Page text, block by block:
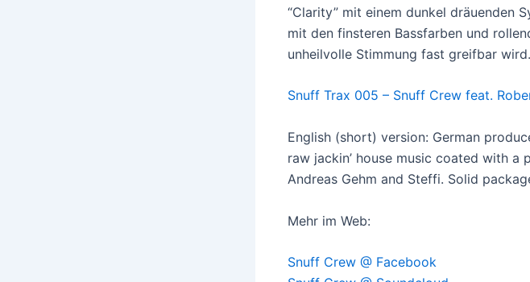
“Clarity” mit einem dunkel dräuenden
mit den finsteren Bassfarben und
unheilvolle Stimmung fast greifbar wird.
Snuff Trax 005 – Snuff Crew feat.
English (short) version: German
raw jackin’ house music coated with
Andreas Gehm and Steffi. Solid
Mehr im Web:
Snuff Crew @ Facebook